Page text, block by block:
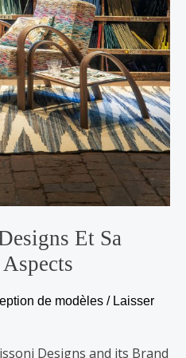
Et Sa
de modèles / Laisser
Designs and its Brand